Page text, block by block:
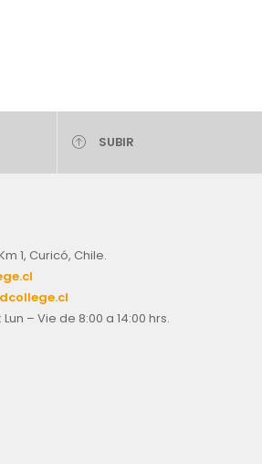
SUBIR
1, Curicó, Chile.
– Vie de 8:00 a 14:00 hrs.